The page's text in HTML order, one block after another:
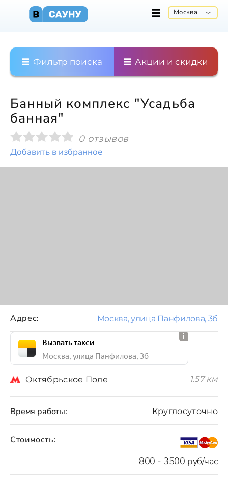
Москва
Фильтр поиска Акции и скидки
Банный комплекс "Усадьба
банная"
0 отзывов
Добавить в избранное
Стоимость:
800 - 3500 руб/час
Время работы: Круглосуточно
Адрес: Москва, улица Панфилова, 3б
Вызвать такси
Москва, улица Панфилова, 3б
Октябрьское Поле 1.57 км